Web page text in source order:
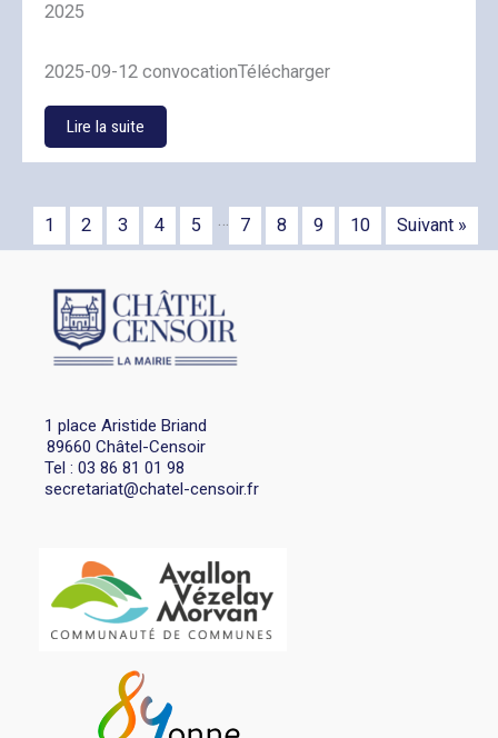
2025
2025-09-12 convocationTélécharger
Lire la suite
1 2 3 4 5 … 7 8 9 10 Suivant »
1 place Aristide Briand
89660 Châtel-Censoir
Tel : 03 86 81 01 98
secretariat@chatel-censoir.fr